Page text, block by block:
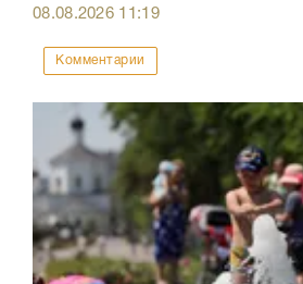
08.08.2026 11:19
Комментарии